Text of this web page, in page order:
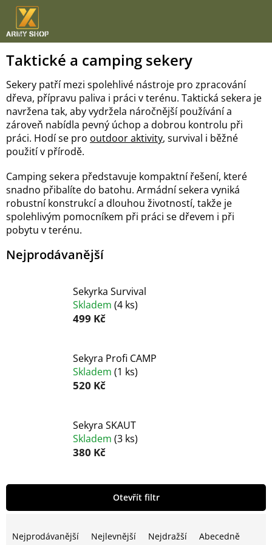
Přejít
obsah
Taktické a camping sekery
Sekery patří mezi spolehlivé nástroje pro zpracování
dřeva, přípravu paliva i práci v terénu. Taktická sekera je
navržena tak, aby vydržela náročnější používání a
zároveň nabídla pevný úchop a dobrou kontrolu při
práci. Hodí se pro outdoor aktivity, survival i běžné
použití v přírodě.
Camping sekera představuje kompaktní řešení, které
snadno přibalíte do batohu. Armádní sekera vyniká
robustní konstrukcí a dlouhou životností, takže je
spolehlivým pomocníkem při práci se dřevem i při
pobytu v terénu.
Nejprodávanější
Sekyrka Survival
Skladem (4 ks)
499 Kč
Sekyra Profi CAMP
Skladem (1 ks)
520 Kč
Sekyra SKAUT
Skladem (3 ks)
380 Kč
Nejprodávanější Nejlevnější Nejdražší Abecedně
Otevřít filtr
V
p